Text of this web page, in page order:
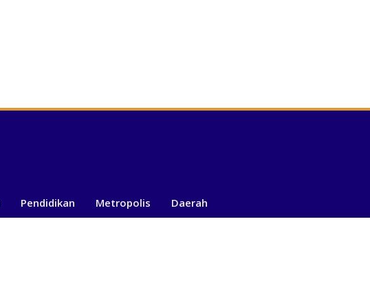
Pendidikan Metropolis Daerah